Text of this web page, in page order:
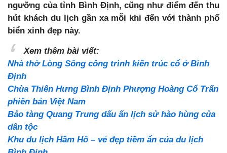
ngưỡng của tỉnh Bình Định, cũng như điểm đến thu
hút khách du lịch gần xa mỗi khi đến với thành phố
biển xinh đẹp này.
Xem thêm bài viết:
Nhà thờ Lòng Sông công trình kiến trúc cổ ở Bình
Định
Chùa Thiên Hưng Bình Định Phượng Hoàng Cổ Trấn
phiên bản Việt Nam
Bảo tàng Quang Trung dấu ấn lịch sử hào hùng của
dân tộc
Khu du lịch Hầm Hô – vẻ đẹp tiềm ẩn của du lịch